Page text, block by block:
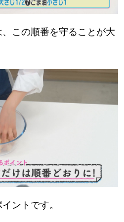
この順番を守ることが大
ントです。